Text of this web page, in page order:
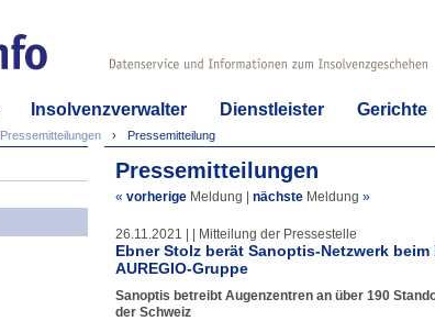
Insolvenzverwalter Dienstleister Gerichte
Pressemitteilungen Pressemitteilung
Pressemitteilungen
« vorherige Meldung nächste Meldung »
26.11.2021 | | Mitteilung der Pressestelle
Ebner Stolz berät Sanoptis-Netzwerk beim
AUREGIO-Gruppe
Sanoptis betreibt Augenzentren an über 190
der Schweiz